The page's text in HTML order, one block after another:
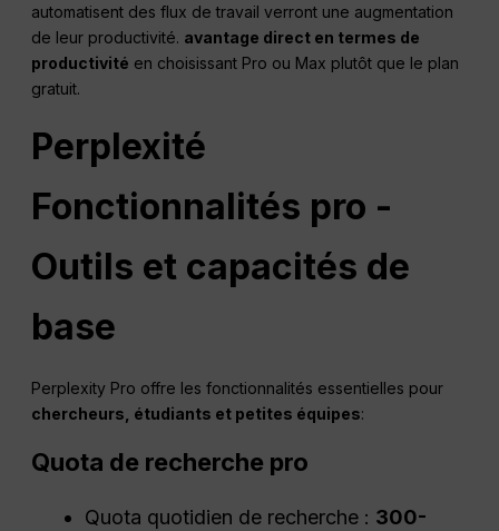
automatisent des flux de travail verront une augmentation
de leur productivité. avantage direct en termes de
productivité en choisissant Pro ou Max plutôt que le plan
gratuit.
Perplexité
Fonctionnalités pro -
Outils et capacités de
base
Perplexity Pro offre les fonctionnalités essentielles pour
chercheurs, étudiants et petites équipes:
Quota de recherche pro
Quota quotidien de recherche : 300-